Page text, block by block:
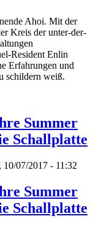
Ahoi. Mit der
Kreis der unter-der-
Resident Enlin
Erfahrungen und
schildern weiß.
Summer
Schallplatte
10/07/2017 - 11:32
Summer
Schallplatte